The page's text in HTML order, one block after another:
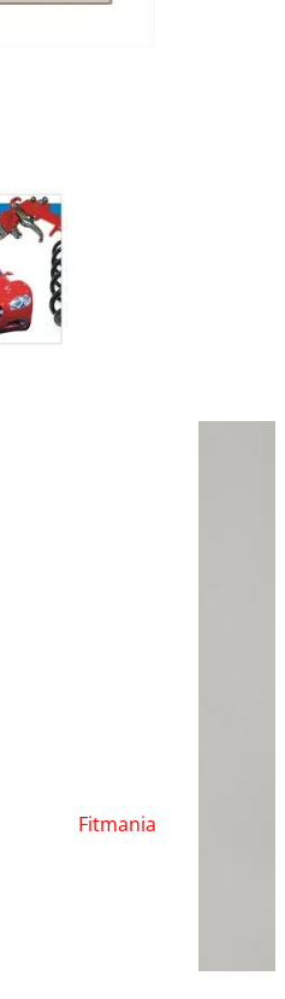
Fitmania